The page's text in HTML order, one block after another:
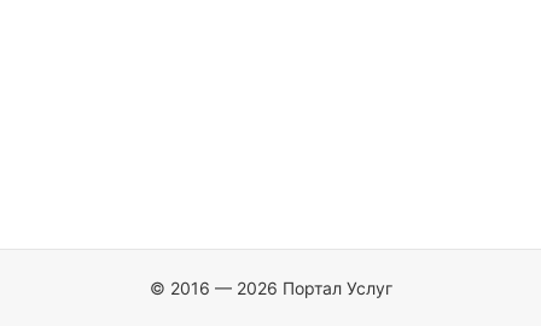
© 2016 — 2026 Портал Услуг